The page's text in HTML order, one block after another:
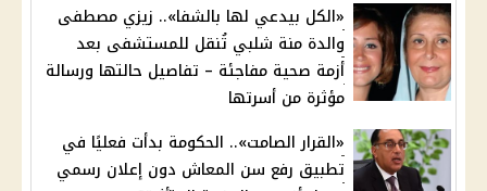
«الكل بيدعي لها بالشفا».. زيزي مصطفى
والدة منة شلبي تُنقل للمستشفى بعد
أزمة صحية مفاجئة – تفاصيل حالتها ورسالة
مؤثرة من أسرتها
«القرار الصامت».. الحكومة بدأت فعليًا في
تطبيق رفع سن المعاش دون إعلان رسمي